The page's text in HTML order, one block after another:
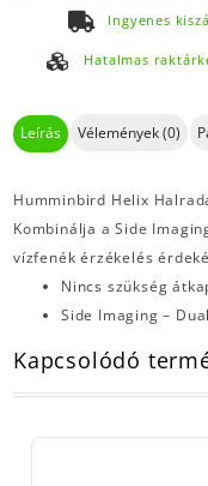
Ingyenes
Hatalmas
Leírás Vélemények (0)
Humminbird Helix
Kombinálja a Side
vízfenék érzékelés
Nincs szükség
Side Imaging –
Kapcsolódó